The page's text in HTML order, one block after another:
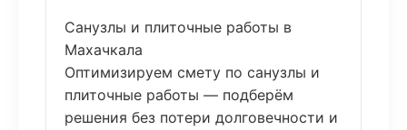
Санузлы и плиточные работы в
Махачкала
Оптимизируем смету по санузлы и
плиточные работы — подберём
решения без потери долговечности и